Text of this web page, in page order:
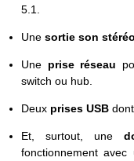
5.1.
Une sortie son stéréo
Une prise réseau
switch ou hub.
Deux prises USBdont
Et, surtout, une
fonctionnement